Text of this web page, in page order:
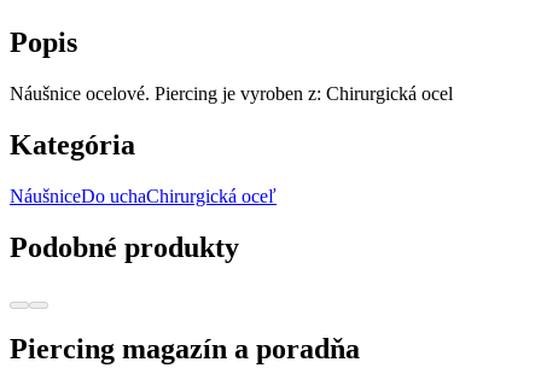
Popis
Náušnice ocelové. Piercing je vyroben z: Chirurgická ocel
Kategória
NáušniceDo uchaChirurgická oceľ
Podobné produkty
Piercing magazín a poradňa